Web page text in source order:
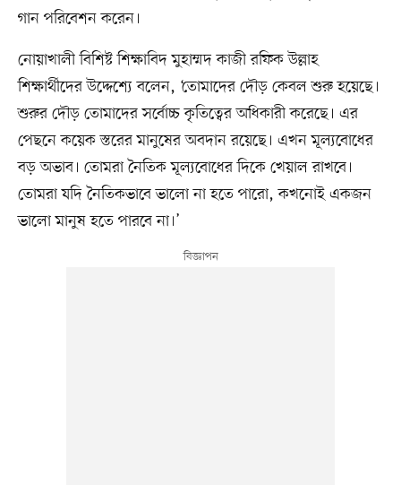
গান পরিবেশন করেন।
নোয়াখালী বিশিষ্ট শিক্ষাবিদ মুহাম্মদ কাজী রফিক উল্লাহ
শিক্ষার্থীদের উদ্দেশ্যে বলেন, ‘তোমাদের দৌড় কেবল শুরু হয়েছে।
শুরুর দৌড় তোমাদের সর্বোচ্চ কৃতিত্বের অধিকারী করেছে। এর
পেছনে কয়েক স্তরের মানুষের অবদান রয়েছে। এখন মূল্যবোধের
বড় অভাব। তোমরা নৈতিক মূল্যবোধের দিকে খেয়াল রাখবে।
তোমরা যদি নৈতিকভাবে ভালো না হতে পারো, কখনোই একজন
ভালো মানুষ হতে পারবে না।’